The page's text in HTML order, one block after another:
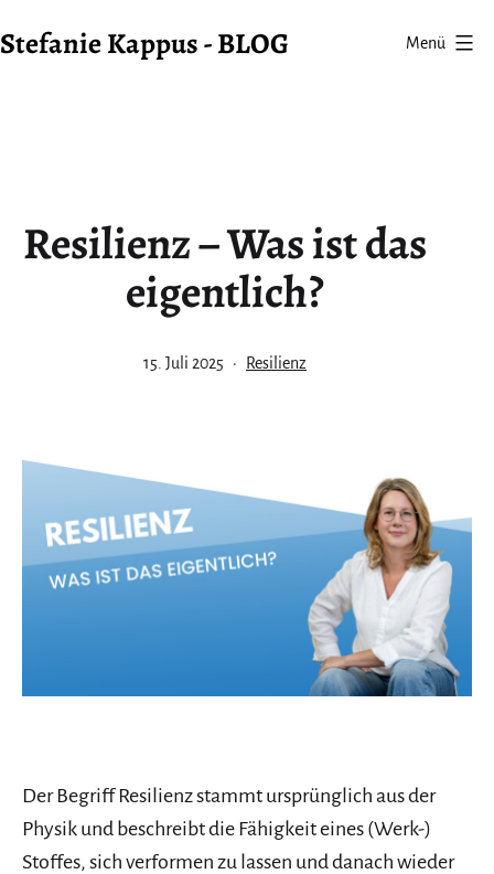
Inhalt
Stefanie Kappus - BLOG Menü
Resilienz – Was ist das
eigentlich?
Veröffentlicht
15. Juli 2025
Kategorisiert
Resilienz
Der Begriff Resilienz stammt ursprünglich aus der
Physik und beschreibt die Fähigkeit eines (Werk-)
Stoffes, sich verformen zu lassen und danach wieder